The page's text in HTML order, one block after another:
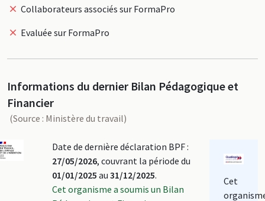
Collaborateurs associés sur FormaPro
Evaluée sur FormaPro
Informations du dernier Bilan Pédagogique et
Financier
(Source : Ministère du travail)
Date de dernière déclaration BPF :
27/05/2026, couvrant la période du
01/01/2025 au 31/12/2025.
Cet organisme a soumis un Bilan
Cet